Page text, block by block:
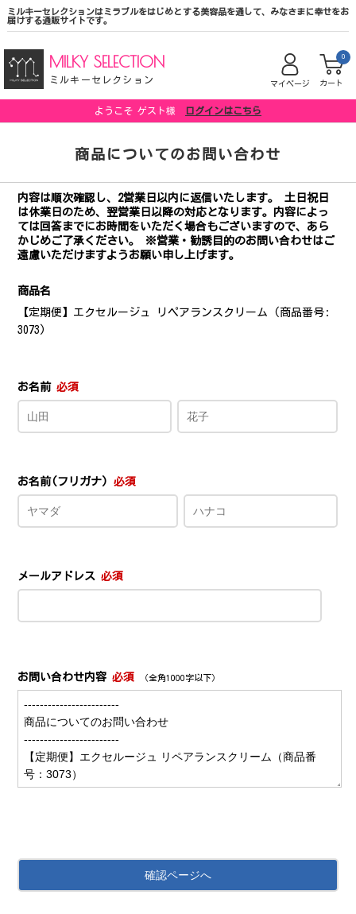
ミルキーセレクションはミラブルをはじめとする美容品を通して、みなさまに幸せをお
届けする通販サイトです。
MILKY SELECTION
ミルキーセレクション マイページ カート
0
ようこそ ゲスト様 ログインはこちら
商品についてのお問い合わせ
内容は順次確認し、2営業日以内に返信いたします。 土日祝日
は休業日のため、翌営業日以降の対応となります。内容によっ
ては回答までにお時間をいただく場合もございますので、あら
かじめご了承ください。 ※営業・勧誘目的のお問い合わせはご
遠慮いただけますようお願い申し上げます。
商品名
【定期便】エクセルージュ リペアランスクリーム (商品番号:
3073)
お名前必須
お名前(フリガナ)必須
メールアドレス必須
お問い合わせ内容必須 （全角1000字以下）